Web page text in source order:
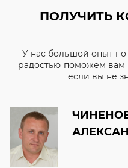
ПОЛУЧИТЬ
У нас большой опыт
радостью поможем вам
если вы не